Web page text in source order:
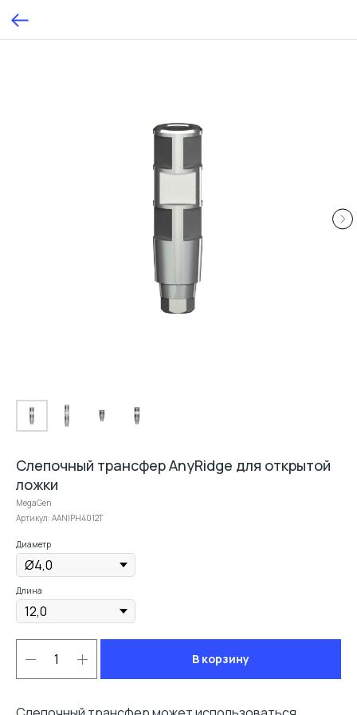
Слепочный трансфер AnyRidge для открытой
ложки
MegaGen
Артикул: AANIPH4012T
Диаметр
Длина
В корзину